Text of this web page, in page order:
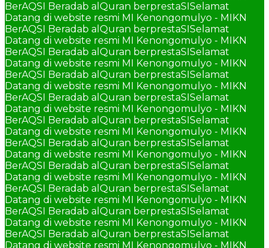
BerAQSI Beradab alQuran berprestaSISelamat
Datang di website resmi MI Kenongomulyo - MIKN
BerAQSI Beradab alQuran berprestaSISelamat
Datang di website resmi MI Kenongomulyo - MIKN
BerAQSI Beradab alQuran berprestaSISelamat
Datang di website resmi MI Kenongomulyo - MIKN
BerAQSI Beradab alQuran berprestaSISelamat
Datang di website resmi MI Kenongomulyo - MIKN
BerAQSI Beradab alQuran berprestaSISelamat
Datang di website resmi MI Kenongomulyo - MIKN
BerAQSI Beradab alQuran berprestaSISelamat
Datang di website resmi MI Kenongomulyo - MIKN
BerAQSI Beradab alQuran berprestaSISelamat
Datang di website resmi MI Kenongomulyo - MIKN
BerAQSI Beradab alQuran berprestaSISelamat
Datang di website resmi MI Kenongomulyo - MIKN
BerAQSI Beradab alQuran berprestaSISelamat
Datang di website resmi MI Kenongomulyo - MIKN
BerAQSI Beradab alQuran berprestaSISelamat
Datang di website resmi MI Kenongomulyo - MIKN
BerAQSI Beradab alQuran berprestaSISelamat
Datang di website resmi MI Kenongomulyo - MIKN